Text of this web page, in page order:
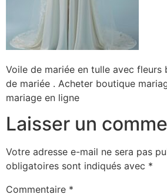
Voile de mariée en tulle avec fleurs
de mariée . Acheter boutique
mariage en ligne
Laisser un
Votre adresse e-mail ne sera pas
obligatoires sont indiqués avec *
Commentaire *